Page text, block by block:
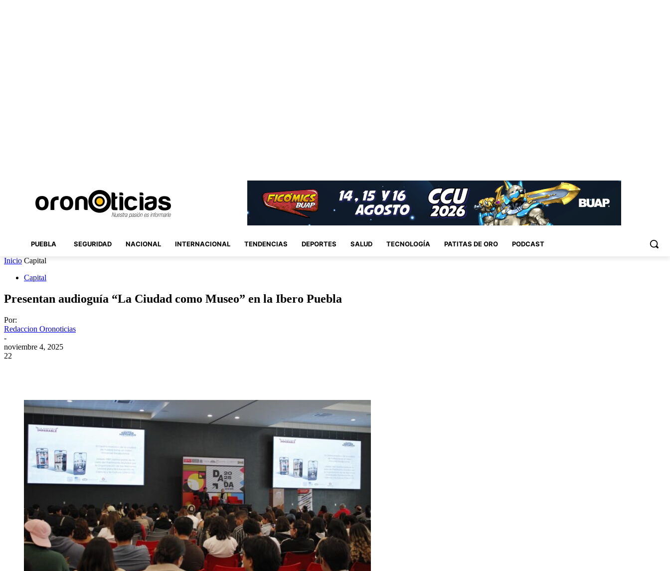
PUEBLA SEGURIDAD NACIONAL INTERNACIONAL TENDENCIAS DEPORTES SALUD TECNOLOGÍA PATITAS DE ORO PODCAST
Inicio Capital
Capital
Presentan audioguía “La Ciudad como Museo” en la Ibero Puebla
Por:
Redaccion Oronoticias
-
noviembre 4, 2025
22